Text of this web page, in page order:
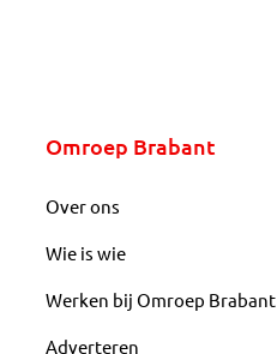
Omroep Brabant
Over ons
Wie is wie
Werken bij Omroep Brabant
Adverteren